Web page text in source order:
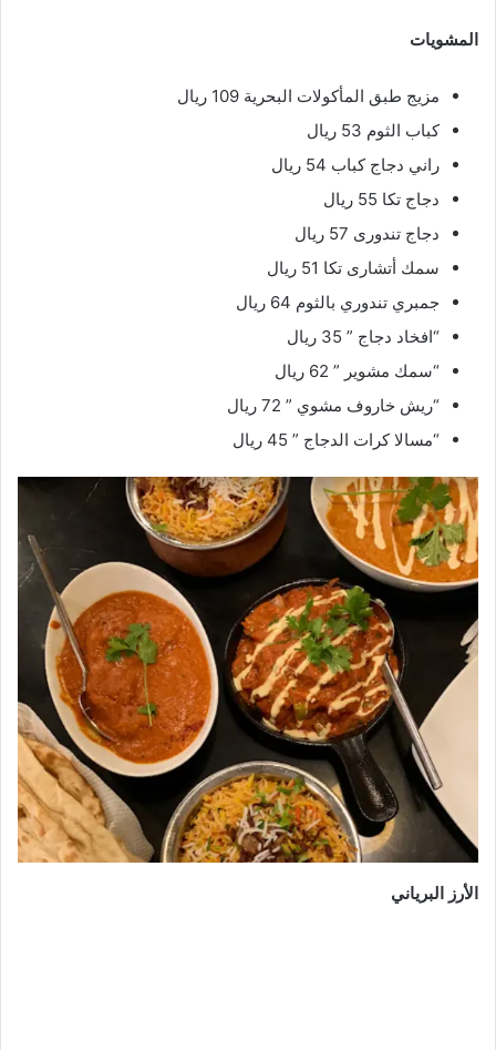
المشويات
مزيج طبق المأكولات البحرية 109 ريال
كباب الثوم 53 ريال
راني دجاج كباب 54 ريال
دجاج تكا 55 ريال
دجاج تندورى 57 ريال
سمك أتشارى تكا 51 ريال
جمبري تندوري بالثوم 64 ريال
“افخاد دجاج ” 35 ريال
“سمك مشوير ” 62 ريال
“ريش خاروف مشوي ” 72 ريال
“مسالا كرات الدجاج ” 45 ريال
الأرز البرياني